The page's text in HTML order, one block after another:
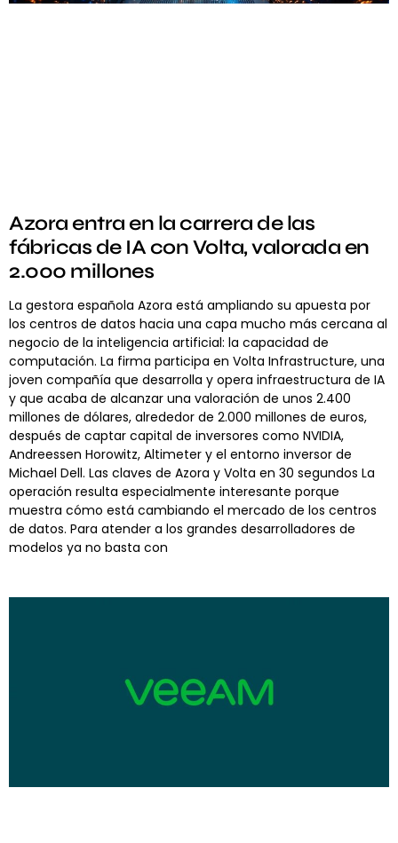
Azora entra en la carrera de las
fábricas de IA con Volta, valorada en
2.000 millones
La gestora española Azora está ampliando su apuesta por
los centros de datos hacia una capa mucho más cercana al
negocio de la inteligencia artificial: la capacidad de
computación. La firma participa en Volta Infrastructure, una
joven compañía que desarrolla y opera infraestructura de IA
y que acaba de alcanzar una valoración de unos 2.400
millones de dólares, alrededor de 2.000 millones de euros,
después de captar capital de inversores como NVIDIA,
Andreessen Horowitz, Altimeter y el entorno inversor de
Michael Dell. Las claves de Azora y Volta en 30 segundos La
operación resulta especialmente interesante porque
muestra cómo está cambiando el mercado de los centros
de datos. Para atender a los grandes desarrolladores de
modelos ya no basta con